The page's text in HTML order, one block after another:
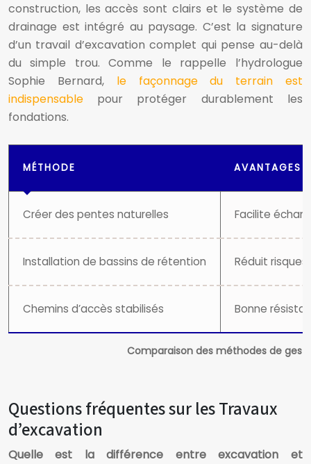
construction, les accès sont clairs et le système de
drainage est intégré au paysage. C’est la signature
d’un travail d’excavation complet qui pense au-delà
du simple trou. Comme le rappelle l’hydrologue
Sophie Bernard, le façonnage du terrain est
indispensable pour protéger durablement les
fondations.
Comparaison des méthodes de
MÉTHODE AVANTAGES
Créer des pentes naturelles Facilite
Installation de bassins de rétention Réduit risques
Chemins d’accès stabilisés Bonne
Questions fréquentes sur les Travaux
d’excavation
Quelle est la différence entre excavation et